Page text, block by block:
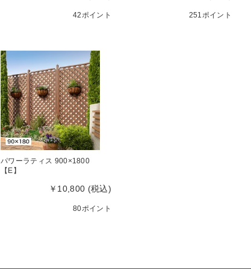
42ポイント 251ポイント
パワーラティス 900×1800
【E】
￥10,800 (税込)
80ポイント